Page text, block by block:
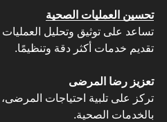
تحسين العمليات الصحية
تساعد على توثيق وتحليل
تقديم خدمات أكثر دقة وتنظيمًا.
تعزيز رضا المرضى
تركز على تلبية احتياجات
بالخدمات الصحية.